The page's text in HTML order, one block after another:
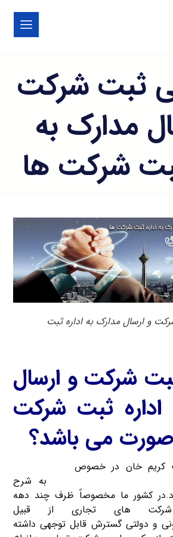
ثبت شرکت
مدارک به
شرکت ها
و ارسال مدارک به اداره ثبت
شرکت و ارسال
اداره ثبت شرکت
می باشد؟
کریم خان در خصوص
به شرح
کشور ما مخصوصاً ظرف چند دهه
شرکت های تجاری از قبیل
و دولتی گسترش قابل توجهی داشته